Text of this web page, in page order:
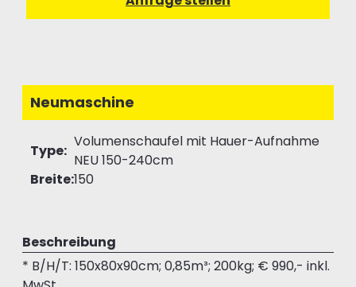
Neumaschine
Type:
Volumenschaufel mit Hauer-Aufnahme
NEU 150-240cm
Breite:150
Beschreibung
* B/H/T: 150x80x90cm; 0,85m³; 200kg; € 990,- inkl.